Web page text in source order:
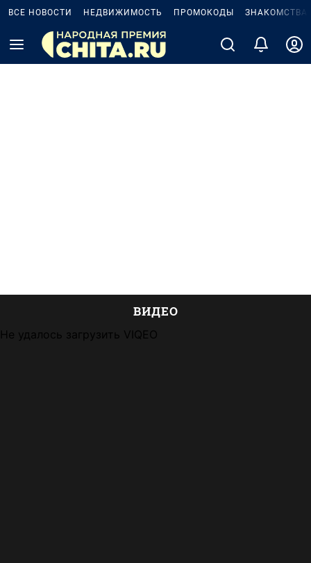
ВСЕ НОВОСТИ НЕДВИЖИМОСТЬ ПРОМОКОДЫ ЗНАКОМСТВА
ВИДЕО
Не удалось загрузить VIQEO